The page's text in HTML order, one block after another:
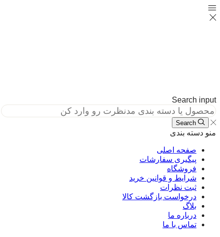
Search
Search
دسته بندی
صفحه اصلی
پیگیری سفارشات
فروشگاه
شرایط و قوانین خرید
ثبت نظرات
درخواست بازگشت کالا
بلاگ
درباره ما
تماس با ما